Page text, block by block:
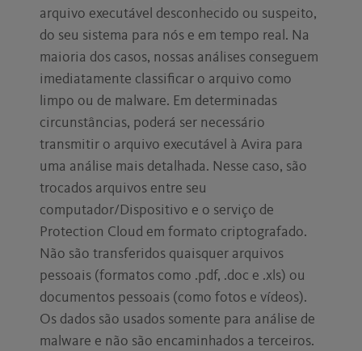
arquivo executável desconhecido ou suspeito,
do seu sistema para nós e em tempo real. Na
maioria dos casos, nossas análises conseguem
imediatamente classificar o arquivo como
limpo ou de malware. Em determinadas
circunstâncias, poderá ser necessário
transmitir o arquivo executável à Avira para
uma análise mais detalhada. Nesse caso, são
trocados arquivos entre seu
computador/Dispositivo e o serviço de
Protection Cloud em formato criptografado.
Não são transferidos quaisquer arquivos
pessoais (formatos como .pdf, .doc e .xls) ou
documentos pessoais (como fotos e vídeos).
Os dados são usados somente para análise de
malware e não são encaminhados a terceiros.